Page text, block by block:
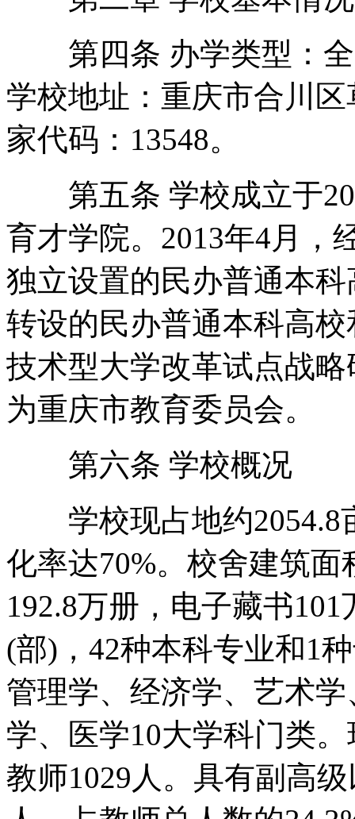
第四条 办学类型：全
学校地址：重庆市合川
家代码：13548。
第五条 学校成立于
育才学院。2013年4月，
独立设置的民办普通本
转设的民办普通本科高
技术型大学改革试点战
为重庆市教育委员会。
第六条 学校概况
学校现占地约2054.8
化率达70%。校舍建筑
192.8万册，电子藏书
(部)，42种本科专业和1
管理学、经济学、艺术
学、医学10大学科门类
教师1029人。具有副高